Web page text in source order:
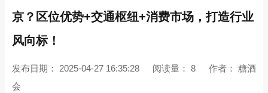
京？区位优势+交通枢纽+消费市场，打造行业
风向标！
发布日期： 2025-04-27 16:35:28 阅读量： 8 作者： 糖酒
会